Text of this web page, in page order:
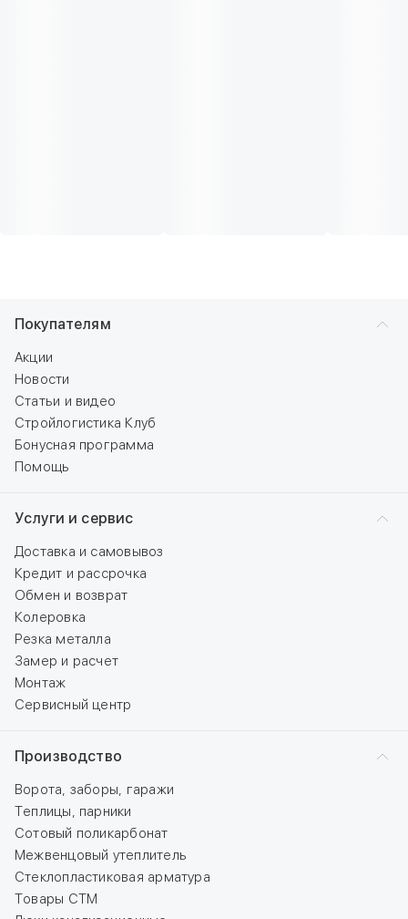
Покупателям
Акции
Новости
Статьи и видео
Стройлогистика Клуб
Бонусная программа
Помощь
Услуги и сервис
Доставка и самовывоз
Кредит и рассрочка
Обмен и возврат
Колеровка
Резка металла
Замер и расчет
Монтаж
Сервисный центр
Производство
Ворота, заборы, гаражи
Теплицы, парники
Сотовый поликарбонат
Межвенцовый утеплитель
Стеклопластиковая арматура
Товары СТМ